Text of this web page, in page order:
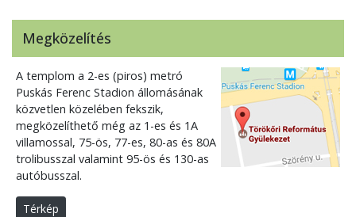
Megközelítés
A templom a 2-es (piros) metró
Puskás Ferenc Stadion állomásának
közvetlen közelében fekszik,
megközelíthető még az 1-es és 1A
villamossal, 75-ös, 77-es, 80-as és 80A
trolibusszal valamint 95-ös és 130-as
autóbusszal.
Térkép